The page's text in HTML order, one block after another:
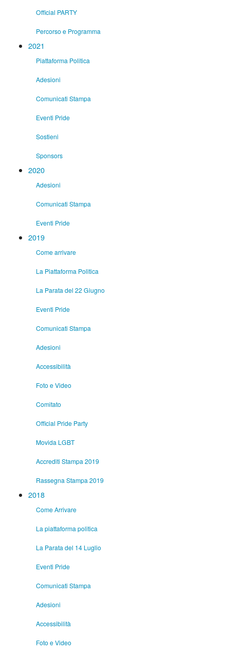
Official PARTY
Percorso e Programma
2021
Piattaforma Politica
Adesioni
Comunicati Stampa
Eventi Pride
Sostieni
Sponsors
2020
Adesioni
Comunicati Stampa
Eventi Pride
2019
Come arrivare
La Piattaforma Politica
La Parata del 22 Giugno
Eventi Pride
Comunicati Stampa
Adesioni
Accessibilità
Foto e Video
Comitato
Official Pride Party
Movida LGBT
Accrediti Stampa 2019
Rassegna Stampa 2019
2018
Come Arrivare
La piattaforma politica
La Parata del 14 Luglio
Eventi Pride
Comunicati Stampa
Adesioni
Accessibilità
Foto e Video